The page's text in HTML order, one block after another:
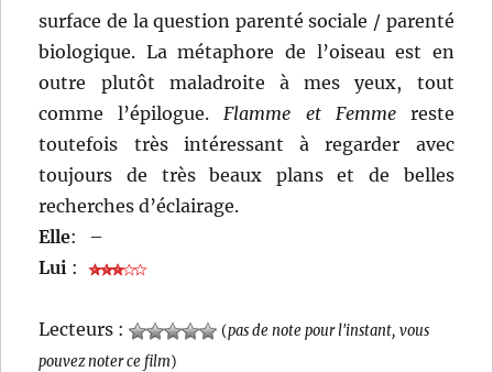
surface de la question parenté sociale / parenté
biologique. La métaphore de l’oiseau est en
outre plutôt maladroite à mes yeux, tout
comme l’épilogue.Flamme et Femmereste
toutefois très intéressant à regarder avec
toujours de très beaux plans et de belles
recherches d’éclairage.
Elle:
–
Lui :
Lecteurs : (pas de note pour l'instant, vous
pouvez noter ce film)